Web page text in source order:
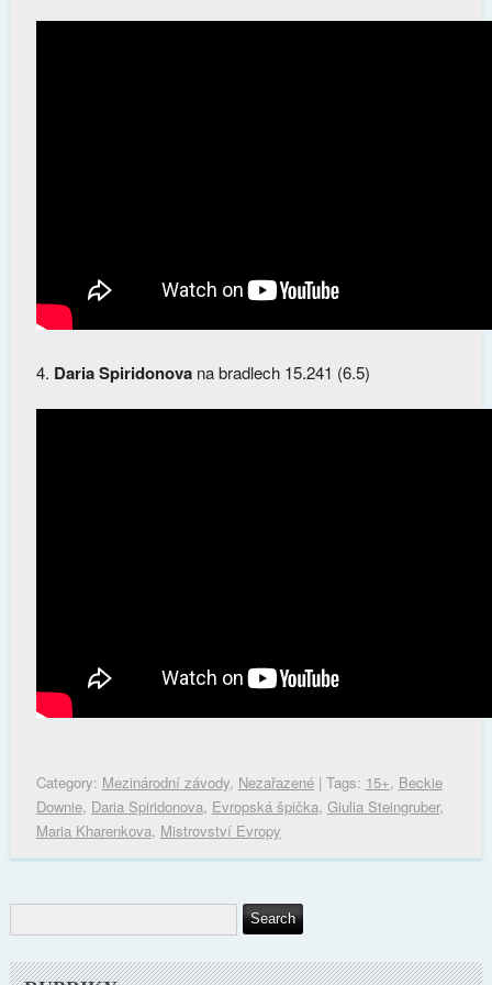
4. Daria Spiridonovana bradlech 15.241 (6.5)
Category: Mezinárodní závody, Nezařazené| Tags: 15+, Beckie
Downie, Daria Spiridonova, Evropská špička, Giulia Steingruber,
Maria Kharenkova, Mistrovství Evropy